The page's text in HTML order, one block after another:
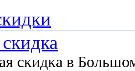
скидка в